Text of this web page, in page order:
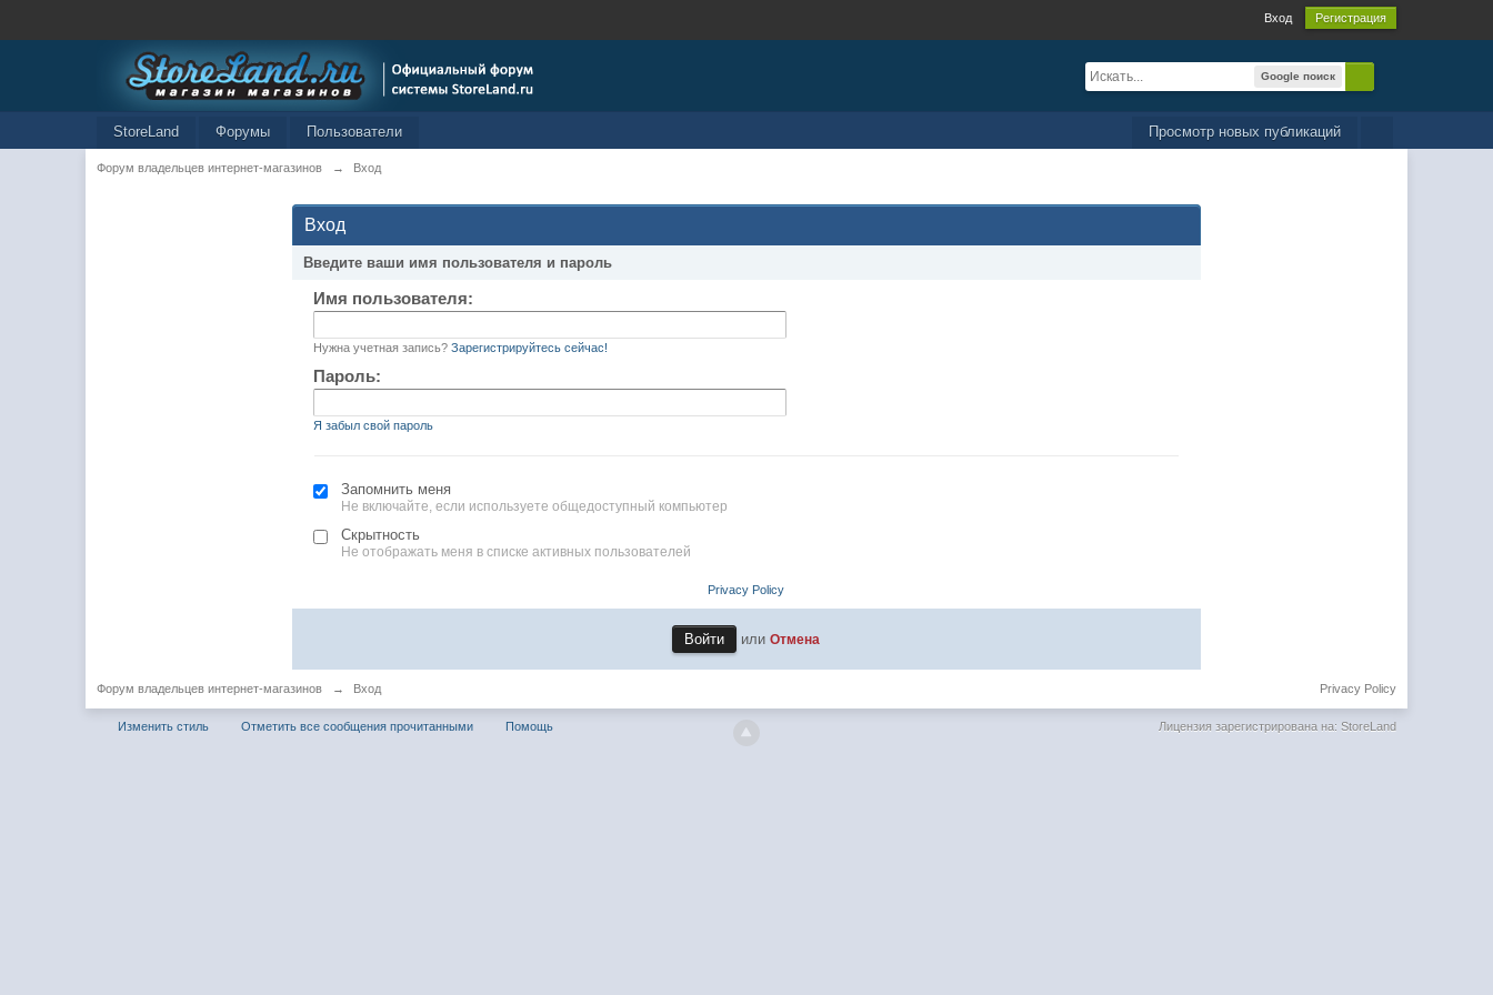
Вход Регистрация
Google поиск
Просмотр новых публикаций
StoreLand Форумы Пользователи
Форум владельцев интернет-магазинов → Вход
Вход
Введите ваши имя пользователя и пароль
Имя пользователя:
Нужна учетная запись? Зарегистрируйтесь сейчас!
Пароль:
Я забыл свой пароль
Запомнить меня
Не включайте, если используете общедоступный компьютер
Скрытность
Не отображать меня в списке активных пользователей
Privacy Policy
илиОтмена
Форум владельцев интернет-магазинов → Вход Privacy Policy
Изменить стиль Отметить все сообщения прочитанными Помощь Лицензия зарегистрирована на: StoreLand